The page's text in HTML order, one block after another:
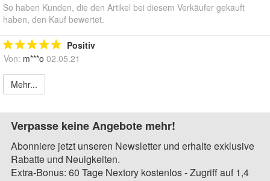
So haben Kunden, die den Artikel bei diesem Verkäufer gekauft
haben, den Kauf bewertet.
Positiv
Von: m***o 02.05.21
Mehr...
Verpasse keine Angebote mehr!
Abonniere jetzt unseren Newsletter und erhalte exklusive
Rabatte und Neuigkeiten.
Extra-Bonus: 60 Tage Nextory kostenlos - Zugriff auf 1,4